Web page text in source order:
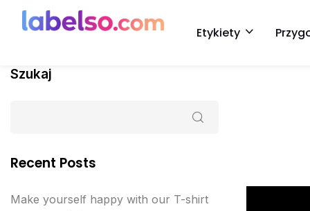
Etykiety
Szukaj
Recent Posts
Make yourself happy with our T-shirt